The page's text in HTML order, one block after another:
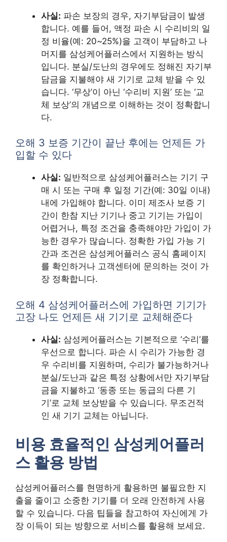
사실: 파손 보장의 경우, 자기부담금이 발생
합니다. 예를 들어, 액정 파손 시 수리비의 일
정 비율(예: 20~25%)을 고객이 부담하고 나
머지를 삼성케어플러스에서 지원하는 방식
입니다. 분실/도난의 경우에도 정해진 자기부
담금을 지불해야 새 기기로 교체 받을 수 있
습니다. ‘무상’이 아닌 ‘수리비 지원’ 또는 ‘교
체 보상’의 개념으로 이해하는 것이 정확합니
다.
오해 3 보증 기간이 끝난 후에는 언제든 가
입할 수 있다
사실: 일반적으로 삼성케어플러스는 기기 구
매 시 또는 구매 후 일정 기간(예: 30일 이내)
내에 가입해야 합니다. 이미 제조사 보증 기
간이 한참 지난 기기나 중고 기기는 가입이
어렵거나, 특정 조건을 충족해야만 가입이 가
능한 경우가 많습니다. 정확한 가입 가능 기
간과 조건은 삼성케어플러스 공식 홈페이지
를 확인하거나 고객센터에 문의하는 것이 가
장 정확합니다.
오해 4 삼성케어플러스에 가입하면 기기가
고장 나도 언제든 새 기기로 교체해준다
사실: 삼성케어플러스는 기본적으로 ‘수리’를
우선으로 합니다. 파손 시 수리가 가능한 경
우 수리비를 지원하며, 수리가 불가능하거나
분실/도난과 같은 특정 상황에서만 자기부담
금을 지불하고 ‘동종 또는 동급의 다른 기
기’로 교체 보상받을 수 있습니다. 무조건적
인 새 기기 교체는 아닙니다.
비용 효율적인 삼성케어플러
스 활용 방법
삼성케어플러스를 현명하게 활용하면 불필요한 지
출을 줄이고 소중한 기기를 더 오래 안전하게 사용
할 수 있습니다. 다음 팁들을 참고하여 자신에게 가
장 이득이 되는 방향으로 서비스를 활용해 보세요.